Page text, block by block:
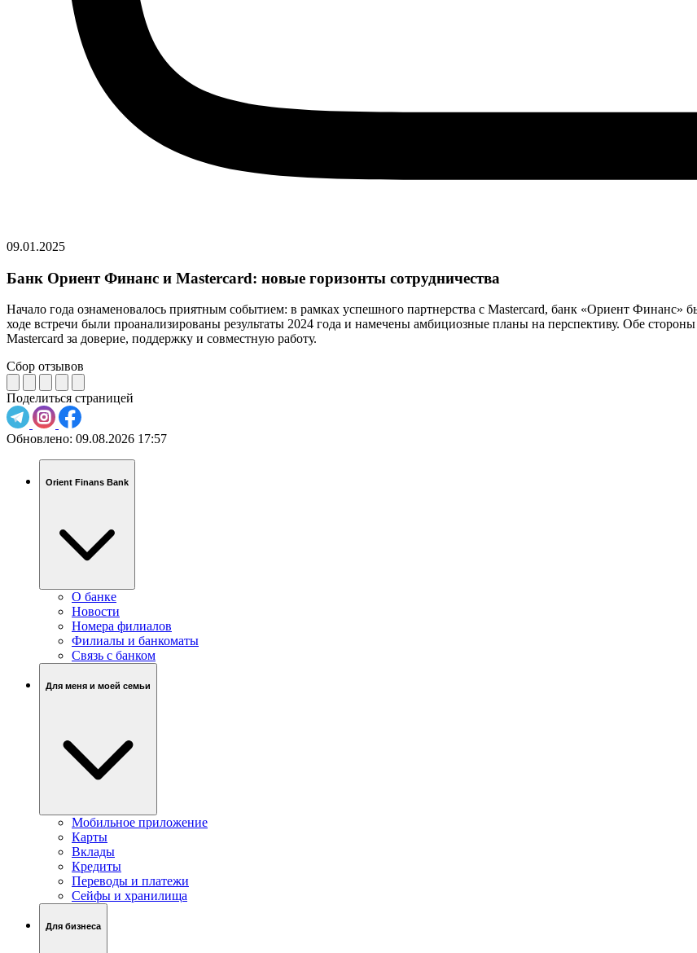
09.01.2025
Банк Ориент Финанс и Mastercard: новые горизонты сотрудничества
Начало года ознаменовалось приятным событием: в рамках успешного партнерства с Mastercard, банк «Ориент Финанс»
ходе встречи были проанализированы результаты 2024 года и намечены амбициозные планы на перспективу. Обе
Mastercard за доверие, поддержку и совместную работу.
Сбор отзывов
Поделиться страницей
Обновлено: 09.08.2026 17:57
Orient Finans Bank
О банке
Новости
Номера филиалов
Филиалы и банкоматы
Связь c банком
Для меня и моей семьи
Мобильное приложение
Карты
Вклады
Кредиты
Переводы и платежи
Сейфы и хранилища
Для бизнеса